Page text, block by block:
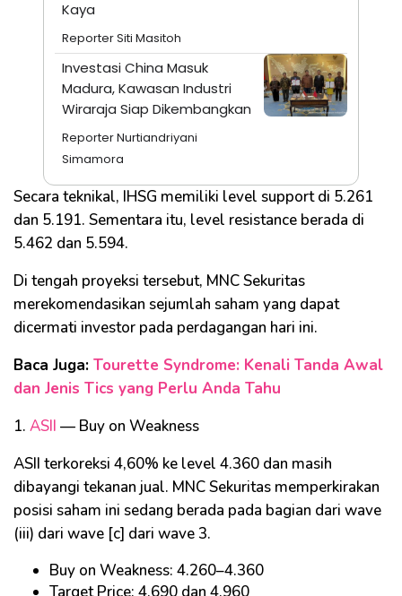
Kaya
Reporter Siti Masitoh
Investasi China Masuk
Madura, Kawasan Industri
Wiraraja Siap Dikembangkan
Reporter Nurtiandriyani
Simamora
Secara teknikal, IHSG memiliki level support di 5.261
dan 5.191. Sementara itu, level resistance berada di
5.462 dan 5.594.
Di tengah proyeksi tersebut, MNC Sekuritas
merekomendasikan sejumlah saham yang dapat
dicermati investor pada perdagangan hari ini.
Baca Juga: Tourette Syndrome: Kenali Tanda Awal
dan Jenis Tics yang Perlu Anda Tahu
1. ASII — Buy on Weakness
ASII terkoreksi 4,60% ke level 4.360 dan masih
dibayangi tekanan jual. MNC Sekuritas memperkirakan
posisi saham ini sedang berada pada bagian dari wave
(iii) dari wave [c] dari wave 3.
Buy on Weakness: 4.260–4.360